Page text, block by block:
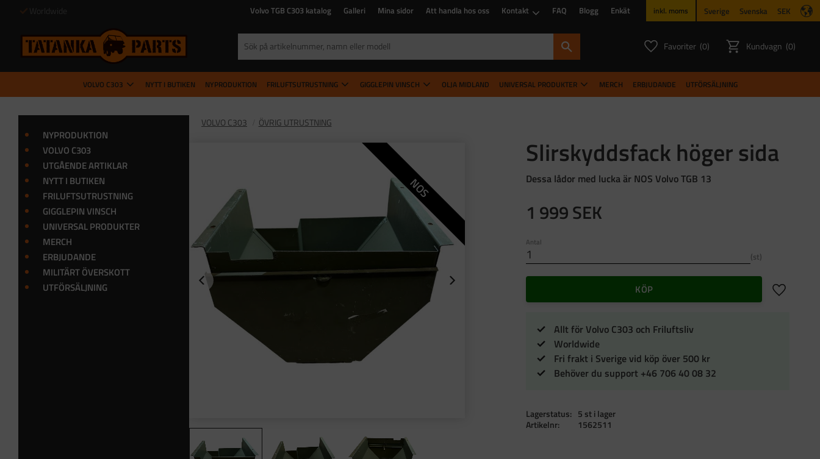
Volvo TGB C303 katalog Galleri Mina sidor Att handla hos oss Kontakt FAQ Blogg Enkät inkl. moms Sverige Svenska SEK
FavoriterANTAL FAVORITER:
0 Kundvagn ANTAL
0
VOLVO C303 NYTT I BUTIKEN NYPRODUKTION FRILUFTSUTRUSTNING GIGGLEPIN VINSCH OLJA MIDLAND UNIVERSAL PRODUKTER MERCH ERBJUDANDE UTFÖRSÄLJNING
VOLVO C303 ÖVRIG UTRUSTNING
Slirskyddsfack höger sida
Dessa lådor med lucka är NOS Volvo TGB 13
NOS
1 999SEK
Antal
st
KÖP Lägg till i
Allt för Volvo C303 och Friluftsliv
Worldwide
Fri frakt i Sverige vid köp över 500 kr
Behöver du support +46 706 40 08 32
Lagerstatus
5 st i lager
Artikelnr
1562511
NYPRODUKTION
VOLVO C303
UTGÅENDE ARTIKLAR
NYTT I BUTIKEN
FRILUFTSUTRUSTNING
GIGGLEPIN VINSCH
UNIVERSAL PRODUKTER
MERCH
ERBJUDANDE
MILITÄRT ÖVERSKOTT
UTFÖRSÄLJNING